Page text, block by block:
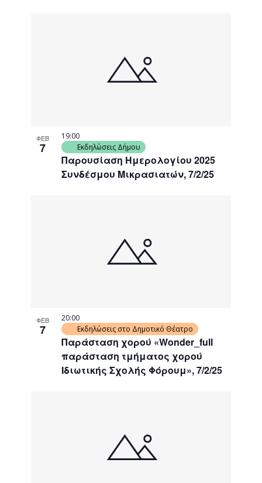
ΦΕΒ
7
Παρουσίαση Ημερολογίου 2025
Συνδέσμου Μικρασιατών, 7/2/25
19:00
Εκδηλώσεις Δήμου
ΦΕΒ
7
Παράσταση χορού «Wonder_full
παράσταση τμήματος χορού
Ιδιωτικής Σχολής Φόρουμ», 7/2/25
20:00
Εκδηλώσεις στο Δημοτικό Θέατρο